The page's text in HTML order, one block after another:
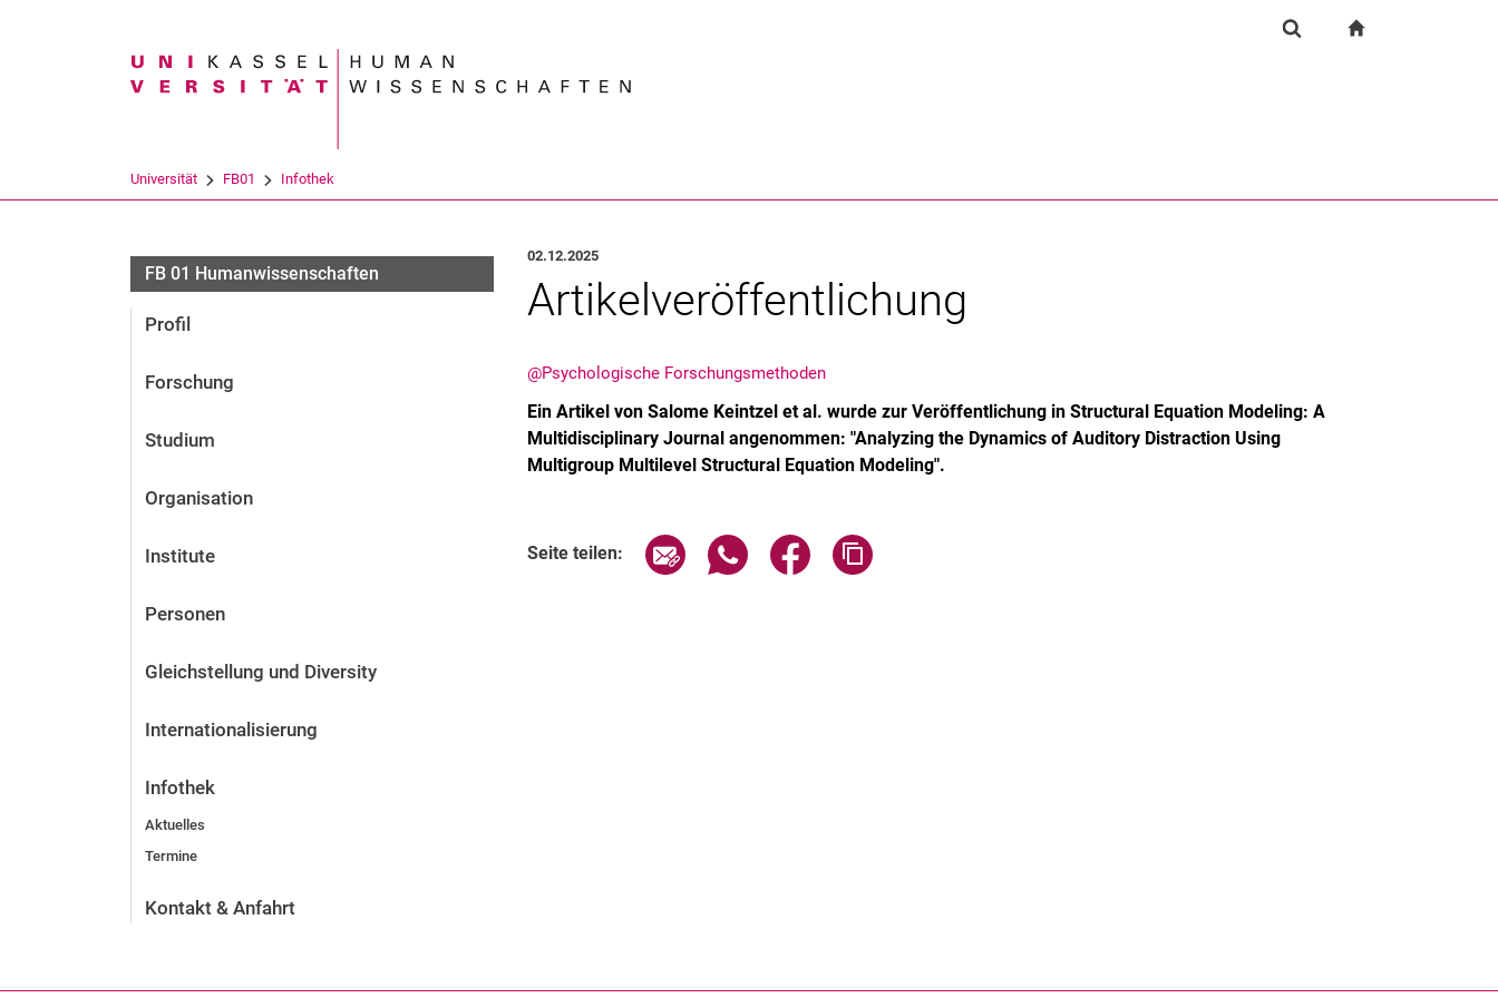
Suchbegriff
Universität FB01 Infothek
FB 01 Humanwissenschaften
Profil
Forschung
Studium
Organisation
Institute
Personen
Gleichstellung und Diversity
Internationalisierung
Infothek
Aktuelles
Termine
Kontakt & Anfahrt
02.12.2025
Artikelveröffentlichung
@Psychologische Forschungsmethoden
Ein Artikel von Salome Keintzel et al. wurde zur Veröffentlichung in Structural Equation Modeling: A
Multidisciplinary Journal angenommen: "Analyzing the Dynamics of Auditory Distraction Using
Multigroup Multilevel Structural Equation Modeling".
Seite teilen: Seite über E-Mail teilen
Seite über WhatsApp teilen (externer Link, öffnet neues Fenster)
Seite über Facebook teilen (externer Link, öffnet neues Fenster)